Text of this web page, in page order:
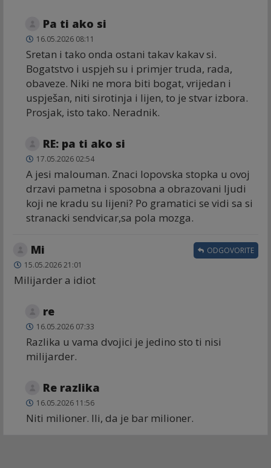
Pa ti ako si
16.05.2026 08:11
Sretan i tako onda ostani takav kakav si.
Bogatstvo i uspjeh su i primjer truda, rada,
obaveze. Niki ne mora biti bogat, vrijedan i
uspješan, niti sirotinja i lijen, to je stvar izbora.
Prosjak, isto tako. Neradnik.
RE: pa ti ako si
17.05.2026 02:54
A jesi malouman. Znaci lopovska stopka u ovoj
drzavi pametna i sposobna a obrazovani ljudi
koji ne kradu su lijeni? Po gramatici se vidi sa si
stranacki sendvicar,sa pola mozga.
Mi
15.05.2026 21:01
Milijarder a idiot
ODGOVORITE
re
16.05.2026 07:33
Razlika u vama dvojici je jedino sto ti nisi
milijarder.
Re razlika
16.05.2026 11:56
Niti milioner. Ili, da je bar milioner.